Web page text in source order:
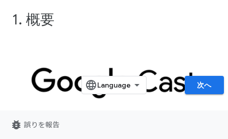
1. 概要
この Codelab では、既存のカスタム ウェブ レシーバー アプリ
次へ
bug_report 誤りを報告